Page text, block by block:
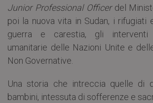
Junior Professional Officerdel
poi la nuova vita in Sudan, i rifugiati
guerra e carestia, gli interventi
umanitarie delle Nazioni Unite e
Non Governative.
Una storia che intreccia quelle di
bambini, intessuta di sofferenze e